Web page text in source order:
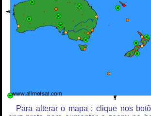
Para alterar o mapa : clique nos